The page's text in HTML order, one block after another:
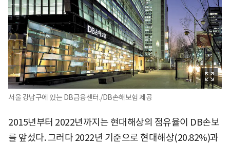
서울 강남구에 있는 DB금융센터./DB손해보험 제공
2015년부터 2022년까지는 현대해상의 점유율이 DB손보
를 앞섰다. 그러다 2022년 기준으로 현대해상(20.82%)과